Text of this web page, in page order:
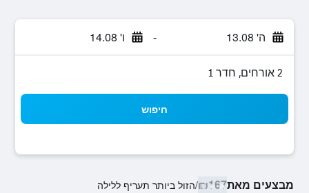
ה' 13.08 - ו' 14.08
2 אורחים, חדר 1
חיפוש
מבצעים מאת₪167
/הזול ביותר תעריף ללילה